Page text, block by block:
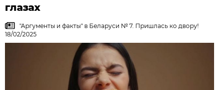
глазах
"Аргументы и факты" в Беларуси № 7. Пришлась ко двору!
18/02/2025